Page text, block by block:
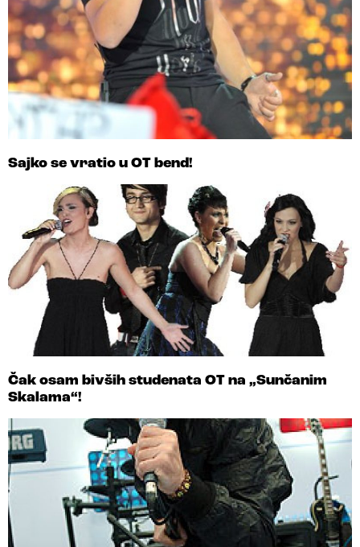
Sajko se vratio u OT bend!
Čak osam bivših studenata OT na „Sunčanim
Skalama“!